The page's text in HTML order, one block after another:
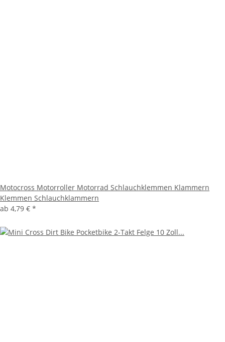
Motocross Motorroller Motorrad Schlauchklemmen Klammern
Klemmen Schlauchklammern
ab 4,79 € *